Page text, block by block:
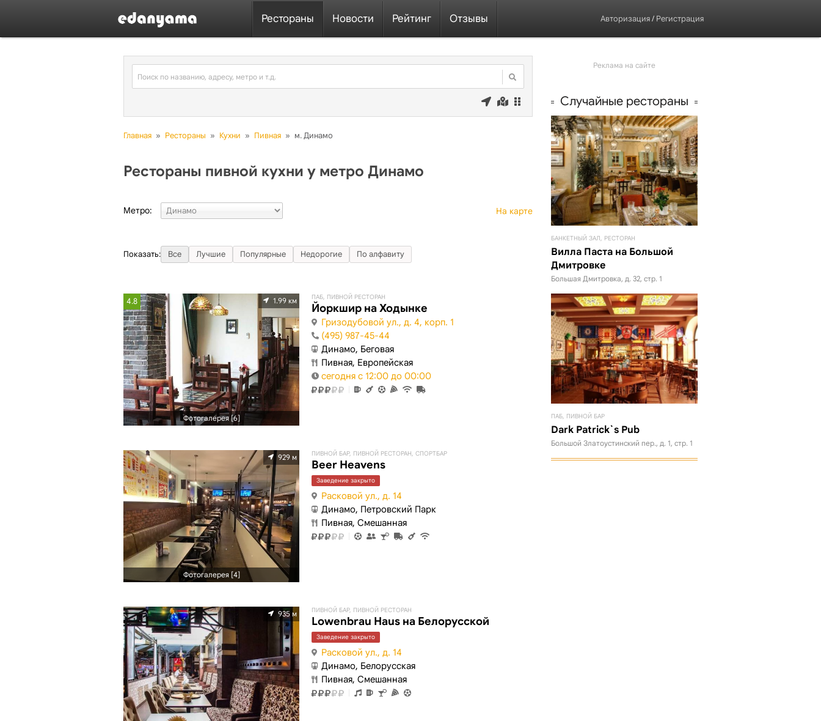
Рестораны Новости Рейтинг Отзывы Авторизация/ Регистрация
Главная » Рестораны » Кухни » Пивная » м. Динамо
Рестораны пивной кухни у метро Динамо
Метро: На карте
Показать: Все Лучшие Популярные Недорогие По алфавиту
4.8
Фотогалерея [6]
1.99 км ПАБ, ПИВНОЙ РЕСТОРАН
Йоркшир на Ходынке
Гризодубовой ул., д. 4, корп. 1
(495) 987-45-44
Динамо, Беговая
Пивная, Европейская
сегодня с 12:00 до 00:00
Фотогалерея [4]
929 м ПИВНОЙ БАР, ПИВНОЙ РЕСТОРАН, СПОРТБАР
Beer Heavens
Заведение закрыто
Расковой ул., д. 14
Динамо, Петровский Парк
Пивная, Смешанная
935 м ПИВНОЙ БАР, ПИВНОЙ РЕСТОРАН
Lowenbrau Haus на Белорусской
Заведение закрыто
Расковой ул., д. 14
Динамо, Белорусская
Пивная, Смешанная
Реклама на сайте
Случайные рестораны
БАНКЕТНЫЙ ЗАЛ, РЕСТОРАН
Вилла Паста на Большой
Дмитровке
Большая Дмитровка, д. 32, стр. 1
ПАБ, ПИВНОЙ БАР
Dark Patrick`s Pub
Большой Златоустинский пер., д. 1, стр. 1